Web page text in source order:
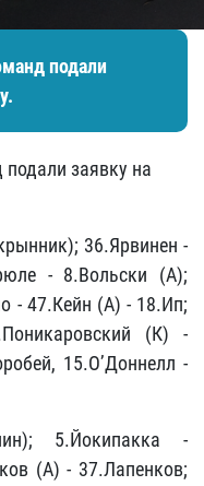
подали
заявку на
36.Ярвинен -
- 8.Вольски (А);
- 47.Кейн (А) - 18.Ип;
(К) -
15.О’Доннелл -
5.Йокипакка -
(А) - 37.Лапенков;